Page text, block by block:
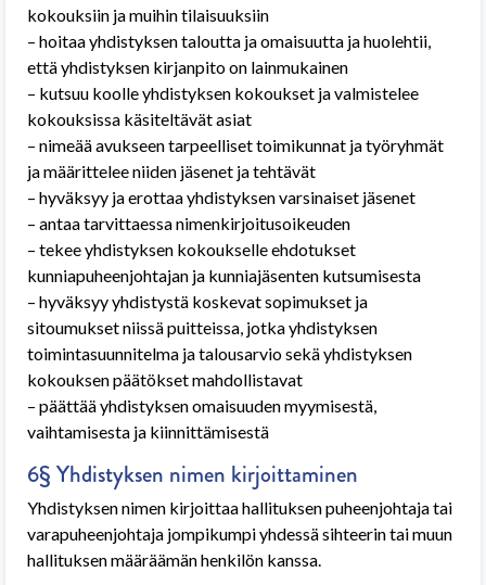
kokouksiin ja muihin tilaisuuksiin
– hoitaa yhdistyksen taloutta ja omaisuutta ja huolehtii,
että yhdistyksen kirjanpito on lainmukainen
– kutsuu koolle yhdistyksen kokoukset ja valmistelee
kokouksissa käsiteltävät asiat
– nimeää avukseen tarpeelliset toimikunnat ja työryhmät
ja määrittelee niiden jäsenet ja tehtävät
– hyväksyy ja erottaa yhdistyksen varsinaiset jäsenet
– antaa tarvittaessa nimenkirjoitusoikeuden
– tekee yhdistyksen kokoukselle ehdotukset
kunniapuheenjohtajan ja kunniajäsenten kutsumisesta
– hyväksyy yhdistystä koskevat sopimukset ja
sitoumukset niissä puitteissa, jotka yhdistyksen
toimintasuunnitelma ja talousarvio sekä yhdistyksen
kokouksen päätökset mahdollistavat
– päättää yhdistyksen omaisuuden myymisestä,
vaihtamisesta ja kiinnittämisestä
6§ Yhdistyksen nimen kirjoittaminen
Yhdistyksen nimen kirjoittaa hallituksen puheenjohtaja tai
varapuheenjohtaja jompikumpi yhdessä sihteerin tai muun
hallituksen määräämän henkilön kanssa.